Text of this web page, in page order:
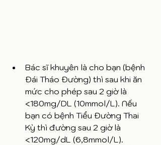
Bác sĩ khuyên là cho bạn (bệnh
Đái Tháo Đường) thì sau khi ăn
mức cho phép sau 2 giờ là
<180mg/DL (10mmol/L). Nếu
bạn có bệnh Tiểu Đường Thai
Kỳ thì đường sau 2 giờ là
<120mg/dL (6,8mmol/L).